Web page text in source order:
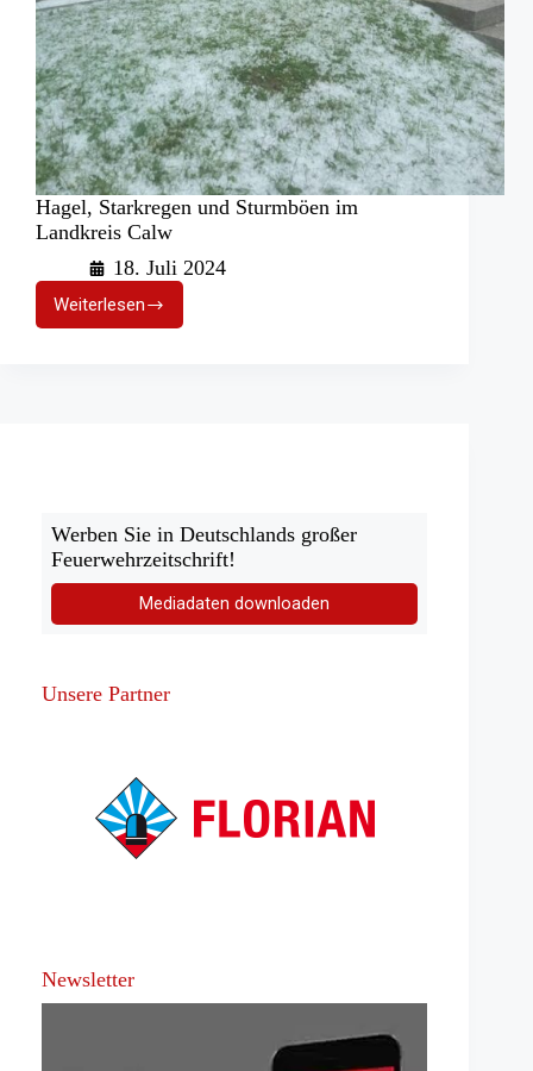
Hagel, Starkregen und Sturmböen im
Landkreis Calw
18. Juli 2024
Weiterlesen
Hagel,
Starkregen
Werben Sie in Deutschlands großer
Feuerwehrzeitschrift!
Mediadaten downloaden
Unsere Partner
Newsletter